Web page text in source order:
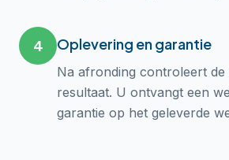
4 Oplevering en garantie
Na afronding controleert de
resultaat. U ontvangt een
garantie op het geleverde